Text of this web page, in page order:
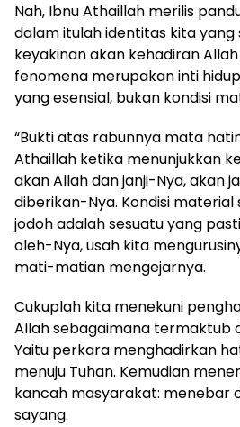
Nah, Ibnu Athaillah merilis
dalam itulah identitas kita yang
keyakinan akan kehadiran
fenomena merupakan inti
yang esensial, bukan kondisi
“Bukti atas rabunnya mata
Athaillah ketika menunjukkan
akan Allah dan janji-Nya, akan
diberikan-Nya. Kondisi material
jodoh adalah sesuatu yang
oleh-Nya, usah kita
mati-matian mengejarnya.
Cukuplah kita menekuni
Allah sebagaimana termaktub
Yaitu perkara menghadirkan
menuju Tuhan. Kemudian
kancah masyarakat: menebar
sayang.